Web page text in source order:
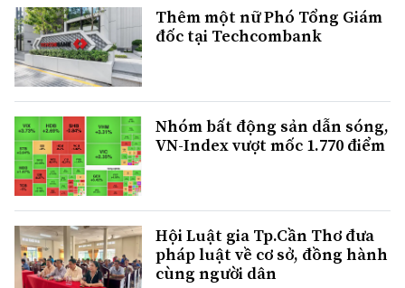
Thêm một nữ Phó Tổng Giám
đốc tại Techcombank
Nhóm bất động sản dẫn sóng,
VN-Index vượt mốc 1.770 điểm
Hội Luật gia Tp.Cần Thơ đưa
pháp luật về cơ sở, đồng hành
cùng người dân